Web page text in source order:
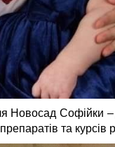
Новосад Софійки –
та курсів